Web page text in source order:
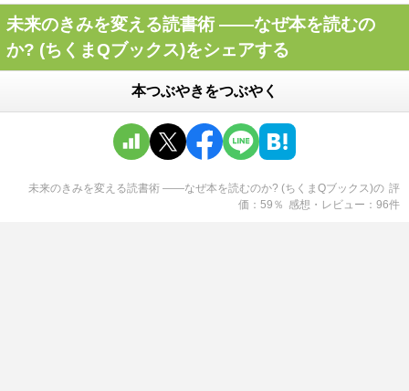
未来のきみを変える読書術 ――なぜ本を読むの
か? (ちくまQブックス)をシェアする
本つぶやきをつぶやく
未来のきみを変える読書術 ――なぜ本を読むのか? (ちくまQブックス)の 評
価
59 ％ 感想・レビュー 96件